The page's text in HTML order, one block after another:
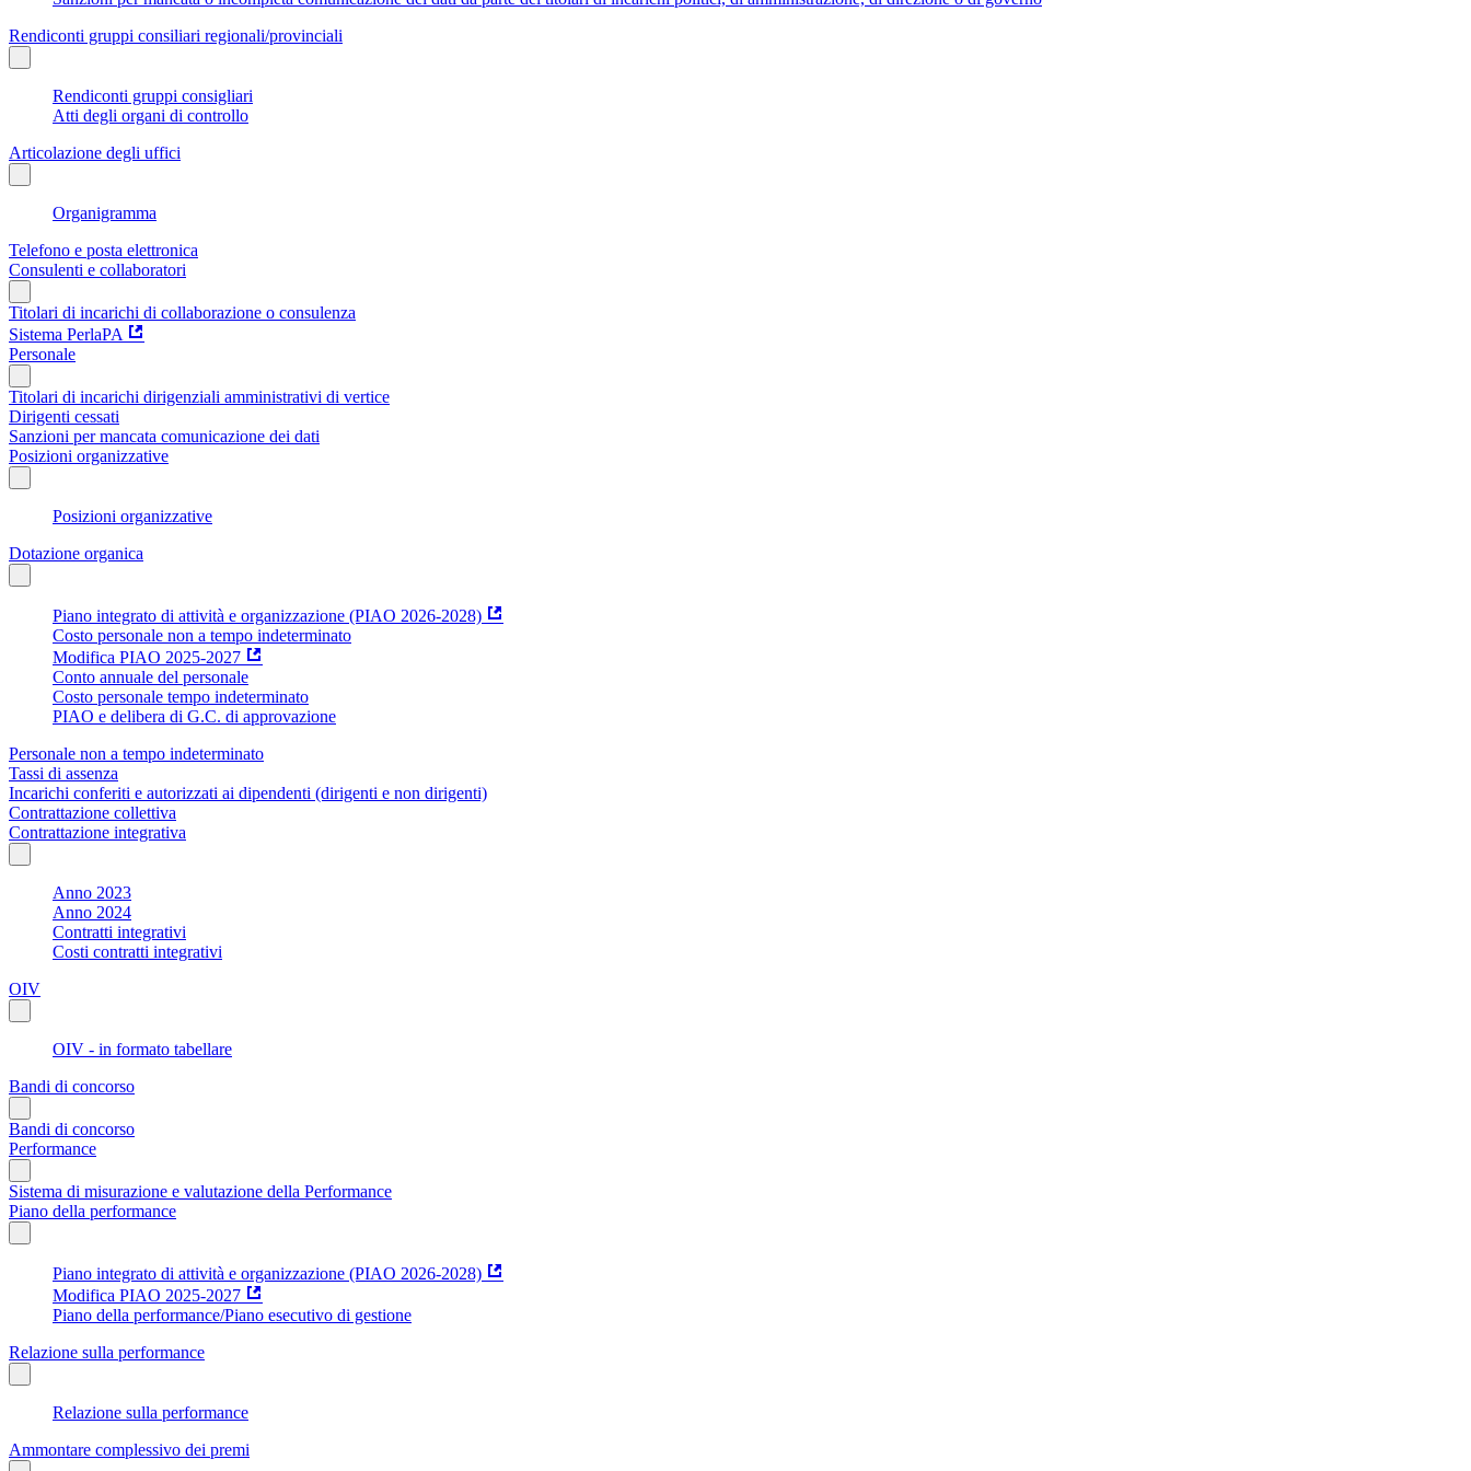
Rendiconti gruppi consiliari regionali/provinciali
Rendiconti gruppi consigliari
Atti degli organi di controllo
Articolazione degli uffici
Organigramma
Telefono e posta elettronica
Consulenti e collaboratori
Titolari di incarichi di collaborazione o consulenza
Sistema PerlaPA
Personale
Titolari di incarichi dirigenziali amministrativi di vertice
Dirigenti cessati
Sanzioni per mancata comunicazione dei dati
Posizioni organizzative
Posizioni organizzative
Dotazione organica
Piano integrato di attività e organizzazione (PIAO 2026-2028)
Costo personale non a tempo indeterminato
Modifica PIAO 2025-2027
Conto annuale del personale
Costo personale tempo indeterminato
PIAO e delibera di G.C. di approvazione
Personale non a tempo indeterminato
Tassi di assenza
Incarichi conferiti e autorizzati ai dipendenti (dirigenti e non dirigenti)
Contrattazione collettiva
Contrattazione integrativa
Anno 2023
Anno 2024
Contratti integrativi
Costi contratti integrativi
OIV
OIV - in formato tabellare
Bandi di concorso
Bandi di concorso
Performance
Sistema di misurazione e valutazione della Performance
Piano della performance
Piano integrato di attività e organizzazione (PIAO 2026-2028)
Modifica PIAO 2025-2027
Piano della performance/Piano esecutivo di gestione
Relazione sulla performance
Relazione sulla performance
Ammontare complessivo dei premi